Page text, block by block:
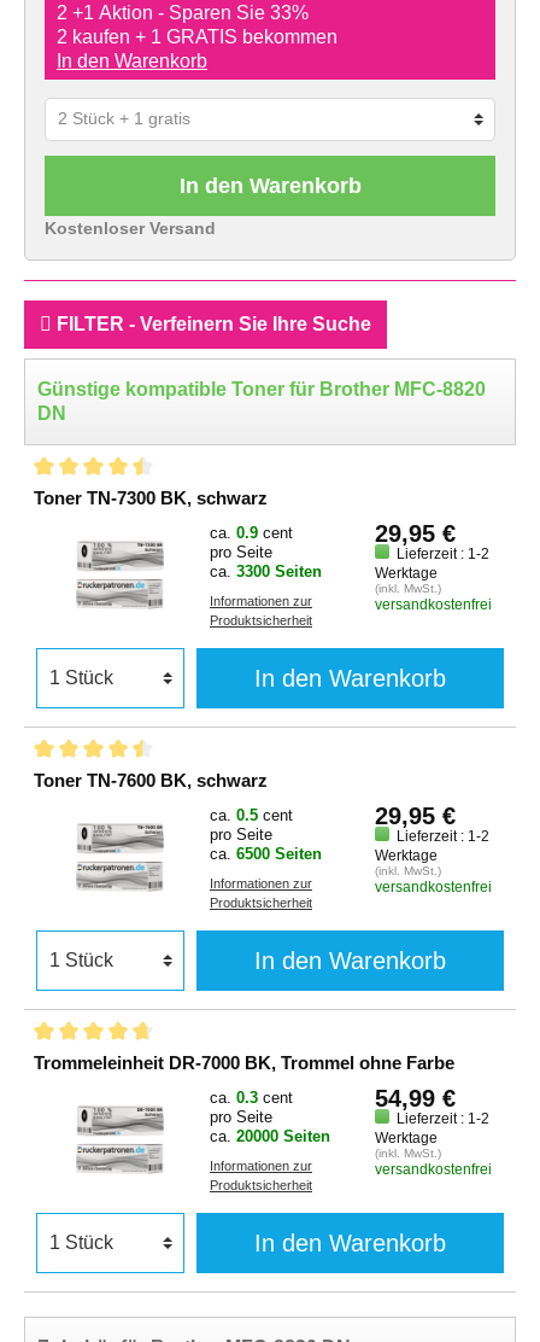
2 +1 Aktion - Sparen Sie 33%
2 kaufen + 1 GRATIS bekommen
In den Warenkorb
In den Warenkorb
Kostenloser Versand
FILTER - Verfeinern Sie Ihre Suche
Günstige kompatible Toner für Brother MFC-8820
DN
Toner TN-7300 BK, schwarz
ca. 0.9 cent
pro Seite
ca. 3300 Seiten
Informationen zur
Produktsicherheit
29,95 €
Lieferzeit : 1-2
Werktage
(inkl. MwSt.)
versandkostenfrei
In den Warenkorb
Toner TN-7600 BK, schwarz
ca. 0.5 cent
pro Seite
ca. 6500 Seiten
Informationen zur
Produktsicherheit
29,95 €
Lieferzeit : 1-2
Werktage
(inkl. MwSt.)
versandkostenfrei
In den Warenkorb
Trommeleinheit DR-7000 BK, Trommel ohne Farbe
ca. 0.3 cent
pro Seite
ca. 20000 Seiten
Informationen zur
Produktsicherheit
54,99 €
Lieferzeit : 1-2
Werktage
(inkl. MwSt.)
versandkostenfrei
In den Warenkorb